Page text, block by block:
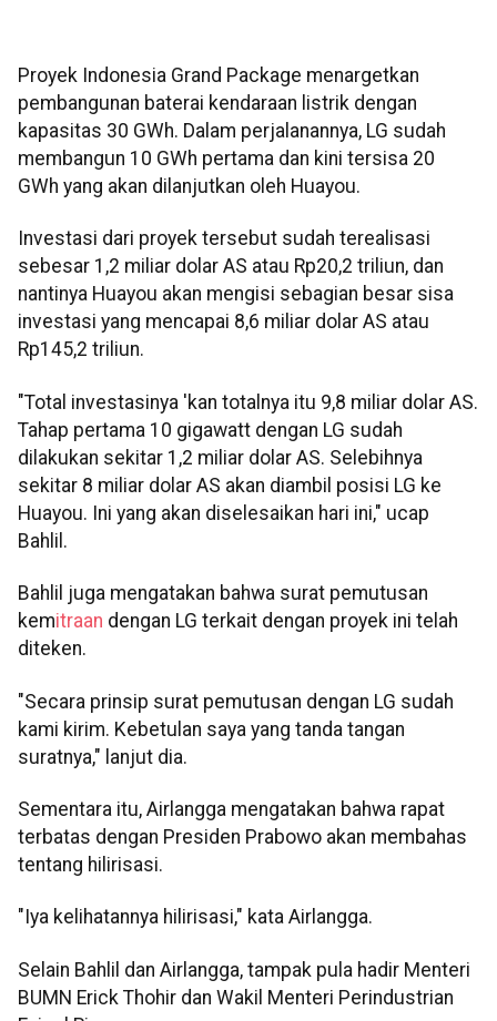
Proyek Indonesia Grand Package menargetkan
pembangunan baterai kendaraan listrik dengan
kapasitas 30 GWh. Dalam perjalanannya, LG sudah
membangun 10 GWh pertama dan kini tersisa 20
GWh yang akan dilanjutkan oleh Huayou.
Investasi dari proyek tersebut sudah terealisasi
sebesar 1,2 miliar dolar AS atau Rp20,2 triliun, dan
nantinya Huayou akan mengisi sebagian besar sisa
investasi yang mencapai 8,6 miliar dolar AS atau
Rp145,2 triliun.
"Total investasinya 'kan totalnya itu 9,8 miliar dolar AS.
Tahap pertama 10 gigawatt dengan LG sudah
dilakukan sekitar 1,2 miliar dolar AS. Selebihnya
sekitar 8 miliar dolar AS akan diambil posisi LG ke
Huayou. Ini yang akan diselesaikan hari ini," ucap
Bahlil.
Bahlil juga mengatakan bahwa surat pemutusan
kemitraan dengan LG terkait dengan proyek ini telah
diteken.
"Secara prinsip surat pemutusan dengan LG sudah
kami kirim. Kebetulan saya yang tanda tangan
suratnya," lanjut dia.
Sementara itu, Airlangga mengatakan bahwa rapat
terbatas dengan Presiden Prabowo akan membahas
tentang hilirisasi.
"Iya kelihatannya hilirisasi," kata Airlangga.
Selain Bahlil dan Airlangga, tampak pula hadir Menteri
BUMN Erick Thohir dan Wakil Menteri Perindustrian